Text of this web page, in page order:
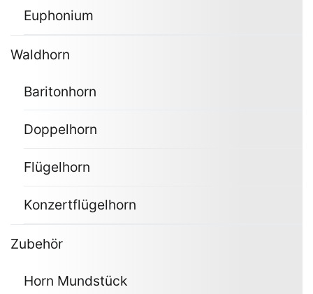
Euphonium
Waldhorn
Baritonhorn
Doppelhorn
Flügelhorn
Konzertflügelhorn
Zubehör
Horn Mundstück